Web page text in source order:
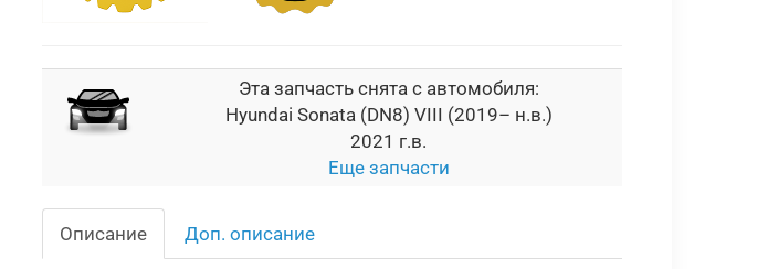
Эта запчасть снята с автомобиля:
Hyundai Sonata (DN8) VIII (2019– н.в.)
2021 г.в.
Еще запчасти
Описание Доп. описание